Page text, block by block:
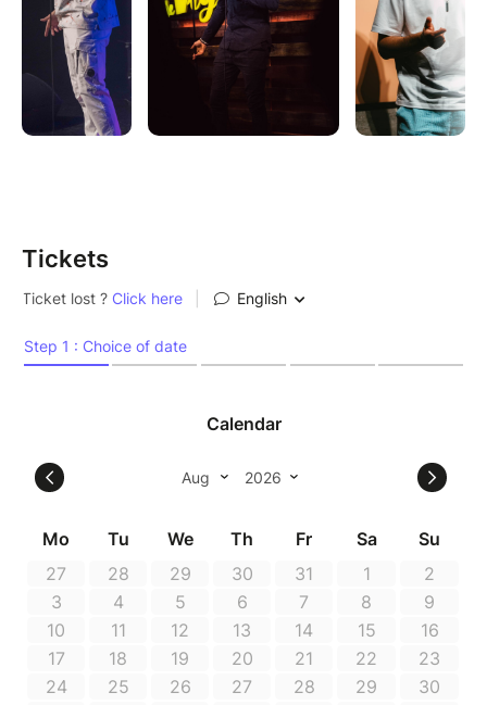
Venez rire de moi !
Oui j'ai peur de ma femme.
Tickets